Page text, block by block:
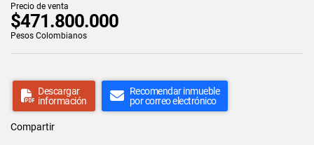
Precio de venta
$471.800.000
Pesos Colombianos
Descargar
información
Recomendar inmueble
por correo electrónico
Compartir